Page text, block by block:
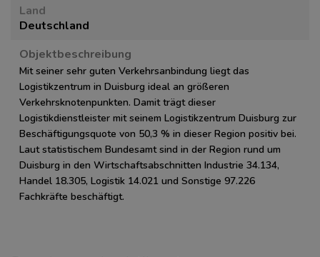
Land
Deutschland
Objektbeschreibung
Mit seiner sehr guten Verkehrsanbindung liegt das
Logistikzentrum in Duisburg ideal an größeren
Verkehrsknotenpunkten. Damit trägt dieser
Logistikdienstleister mit seinem Logistikzentrum Duisburg zur
Beschäftigungsquote von 50,3 % in dieser Region positiv bei.
Laut statistischem Bundesamt sind in der Region rund um
Duisburg in den Wirtschaftsabschnitten Industrie 34.134,
Handel 18.305, Logistik 14.021 und Sonstige 97.226
Fachkräfte beschäftigt.